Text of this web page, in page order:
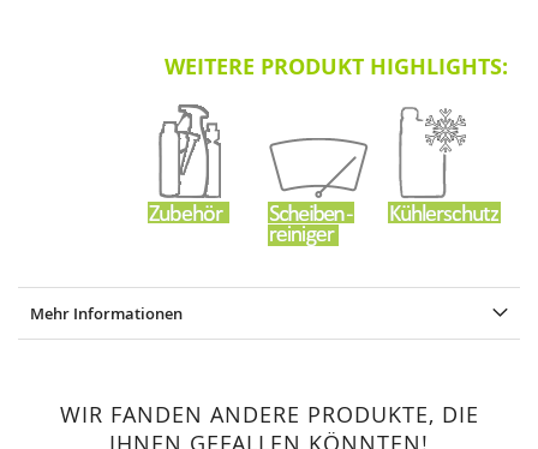
WEITERE PRODUKT HIGHLIGHTS:
Mehr Informationen
WIR FANDEN ANDERE PRODUKTE, DIE